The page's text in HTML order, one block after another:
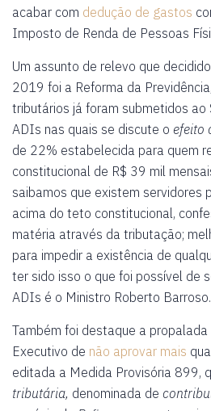
acabar com dedução de gastos
Imposto de Renda de Pessoas
Um assunto de relevo que
2019 foi a Reforma da
tributários já foram submetidos ao
ADIs nas quais se discute o efeito
de 22% estabelecida para quem
constitucional de R$ 39 mil
saibamos que existem servidores
acima do teto constitucional,
matéria através da tributação;
para impedir a existência de
ter sido isso o que foi possível de
ADIs é o Ministro Roberto Barroso.
Também foi destaque a
Executivo de não aprovar mais
editada a Medida Provisória 899,
tributária, denominada de